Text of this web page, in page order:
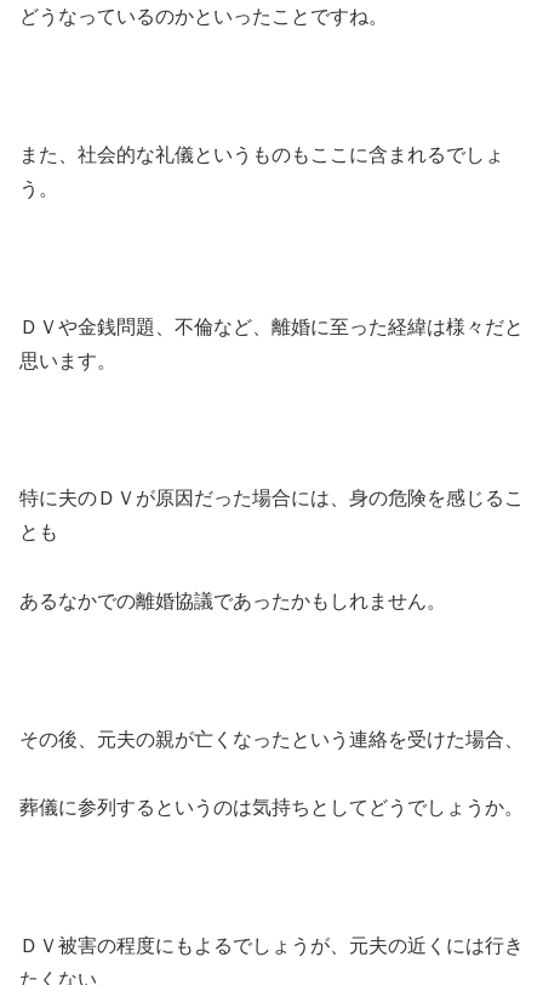
どうなっているのかといったことですね。
また、社会的な礼儀というものもここに含まれるでしょ
う。
ＤＶや金銭問題、不倫など、離婚に至った経緯は様々だと
思います。
特に夫のＤＶが原因だった場合には、身の危険を感じるこ
とも
あるなかでの離婚協議であったかもしれません。
その後、元夫の親が亡くなったという連絡を受けた場合、
葬儀に参列するというのは気持ちとしてどうでしょうか。
ＤＶ被害の程度にもよるでしょうが、元夫の近くには行き
たくない、